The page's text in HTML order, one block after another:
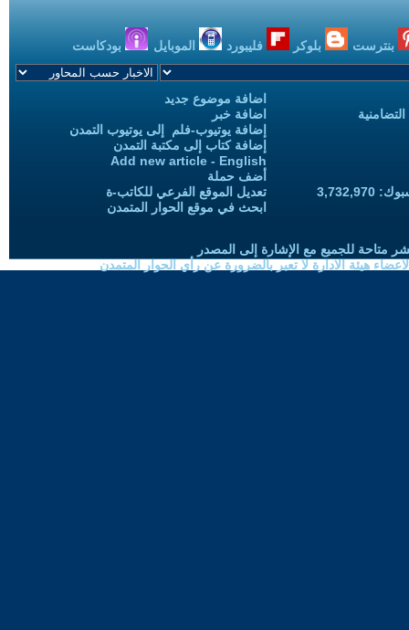
بنترست بلوكر فليبورد الموبايل بودكاست
اضافة موضوع جديد
اضافة خبر
إضافة يوتيوب-فلم إلى يوتيوب التمدن
إضافة كتاب إلى مكتبة التمدن
Add new article - English
أضف حملة
تعديل الموقع الفرعي للكاتب-ة
ابحث في موقع الحوار المتمدن
متاحة للجميع مع الإشارة إلى المصدر
هيئة الادارة لا تعبر بالضرورة عن رأي الحوار المتمدن